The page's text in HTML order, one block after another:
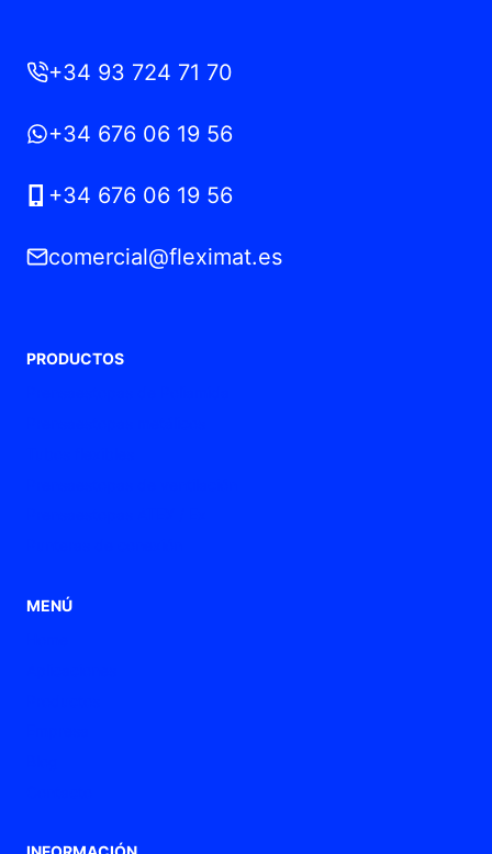
+34 93 724 71 70
+34 676 06 19 56
+34 676 06 19 56
comercial@fleximat.es
PRODUCTOS
MENÚ